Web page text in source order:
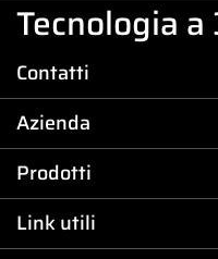
Tecnologia a
Contatti
Azienda
Prodotti
Link utili